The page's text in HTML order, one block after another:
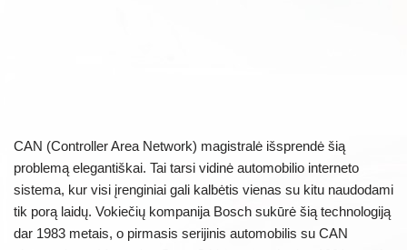
CAN (Controller Area Network) magistralė išsprendė šią
problemą elegantiškai. Tai tarsi vidinė automobilio interneto
sistema, kur visi įrenginiai gali kalbėtis vienas su kitu naudodami
tik porą laidų. Vokiečių kompanija Bosch sukūrė šią technologiją
dar 1983 metais, o pirmasis serijinis automobilis su CAN